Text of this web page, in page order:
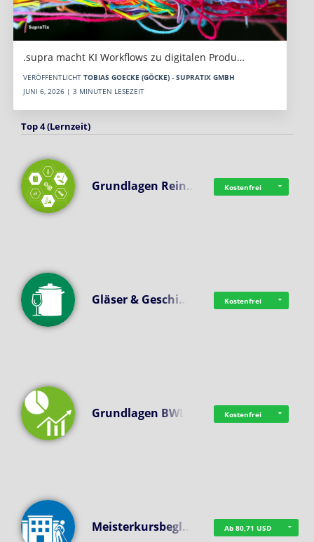
.supra macht KI Workflows zu digitalen Produ…
VERÖFFENTLICHT TOBIAS GOECKE (GÖCKE) - SUPRATIX GMBH
JUNI 6, 2026 | 3 MINUTEN LESEZEIT
Top 4 (Lernzeit)
Grundlagen Rein… Kostenfrei
Gläser & Geschi… Kostenfrei
Grundlagen BWL Kostenfrei
Meisterkursbegl… Ab 80,71 USD